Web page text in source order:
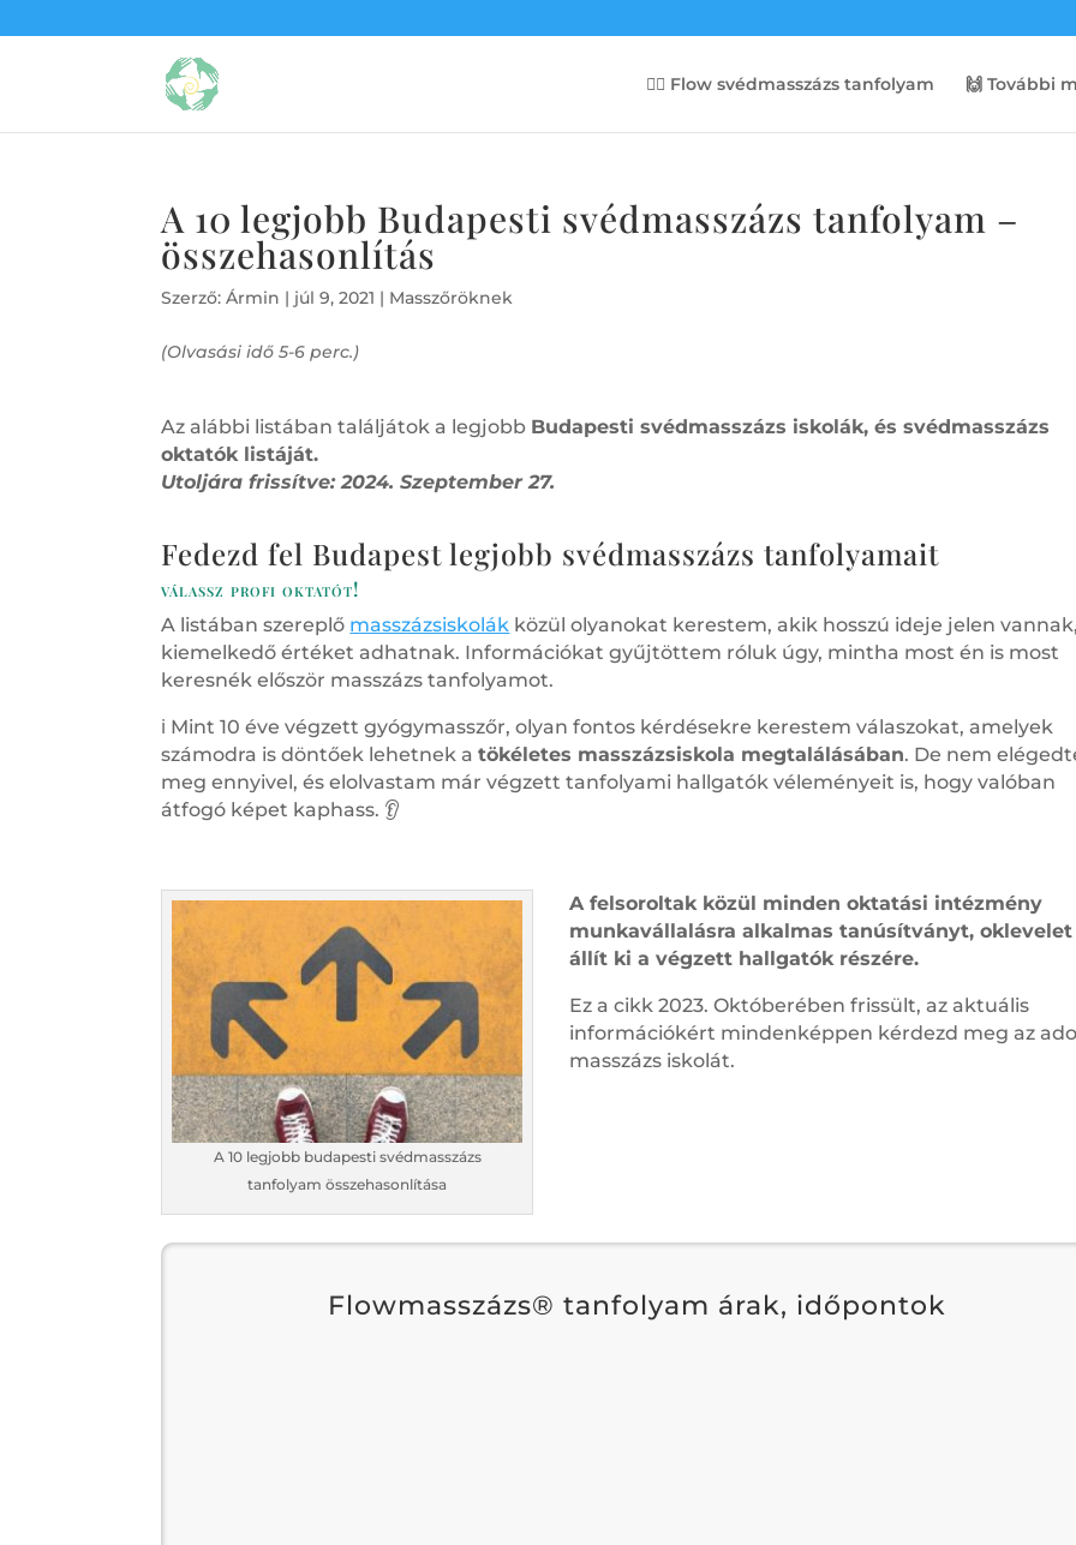
💆‍♀️ Flow svédmasszázs tanfolyam 🙌 További
A 10 legjobb Budapesti svédmasszázs tanfolyam –
összehasonlítás
Szerző:Ármin | júl 9, 2021 | Masszőröknek
(Olvasási idő 5-6 perc.)
Az alábbi listában találjátok a legjobb Budapesti svédmasszázs iskolák, és svédmasszázs
oktatók listáját.
Utoljára frissítve: 2024. Szeptember 27.
Fedezd fel Budapest legjobb svédmasszázs tanfolyamait
válassz profi oktatót!
A listában szereplő masszázsiskolák közül olyanokat kerestem, akik hosszú ideje jelen
kiemelkedő értéket adhatnak. Információkat gyűjtöttem róluk úgy, mintha most én is most
keresnék először masszázs tanfolyamot.
ℹ️ Mint 10 éve végzett gyógymasszőr, olyan fontos kérdésekre kerestem válaszokat, amelyek
számodra is döntőek lehetnek atökéletes masszázsiskola megtalálásában. De nem
meg ennyivel, és elolvastam már végzett tanfolyami hallgatók véleményeit is, hogy valóban
átfogó képet kaphass. 👂
A 10 legjobb budapesti svédmasszázs
tanfolyam összehasonlítása
A felsoroltak közül minden oktatási intézmény
munkavállalásra alkalmas tanúsítványt, oklevelet
állít ki a végzett hallgatók részére.
Ez a cikk 2023. Októberében frissült, az aktuális
információkért mindenképpen kérdezd meg az
masszázs iskolát.
Flowmasszázs® tanfolyam árak, időpontok